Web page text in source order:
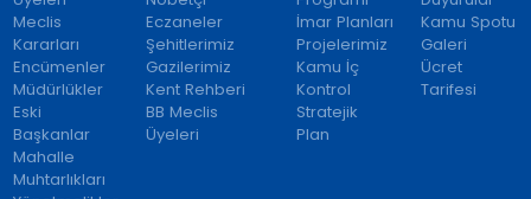
Meclis
Kararları
Encümenler
Müdürlükler
Eski
Başkanlar
Mahalle
Muhtarlıkları
Eczaneler
Şehitlerimiz
Gazilerimiz
Kent Rehberi
BB Meclis
Üyeleri
İmar Planları
Projelerimiz
Kamu İç
Kontrol
Stratejik
Plan
Kamu Spotu
Galeri
Ücret
Tarifesi